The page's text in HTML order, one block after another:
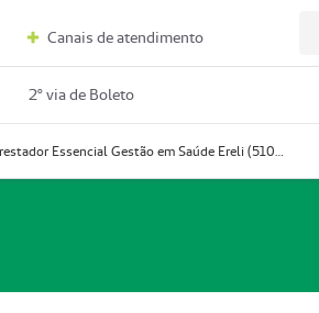
Canais de atendimento
2º via de Boleto
Prestador Essencial Gestão em Saúde Ereli (51004354-7)